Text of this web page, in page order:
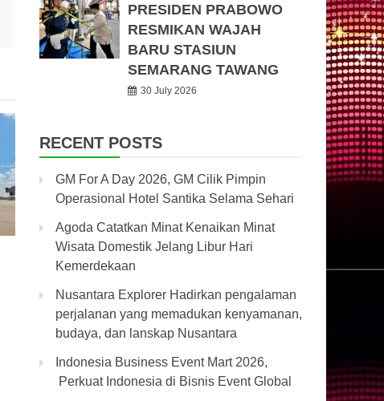
PRESIDEN PRABOWO
RESMIKAN WAJAH
BARU STASIUN
SEMARANG TAWANG
30 July 2026
RECENT POSTS
GM For A Day 2026, GM Cilik Pimpin
Operasional Hotel Santika Selama Sehari
Agoda Catatkan Minat Kenaikan Minat
Wisata Domestik Jelang Libur Hari
Kemerdekaan
Nusantara Explorer Hadirkan pengalaman
perjalanan yang memadukan kenyamanan,
budaya, dan lanskap Nusantara
Indonesia Business Event Mart 2026,
Perkuat Indonesia di Bisnis Event Global